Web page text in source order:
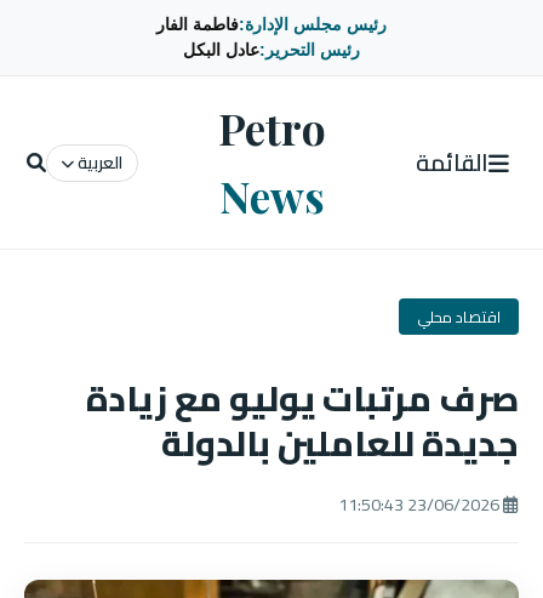
رئيس مجلس الإدارة:فاطمة الفار
رئيس التحرير:عادل البكل
القائمة
Petro
News
العربية
اقتصاد محلي
صرف مرتبات يوليو مع زيادة
جديدة للعاملين بالدولة